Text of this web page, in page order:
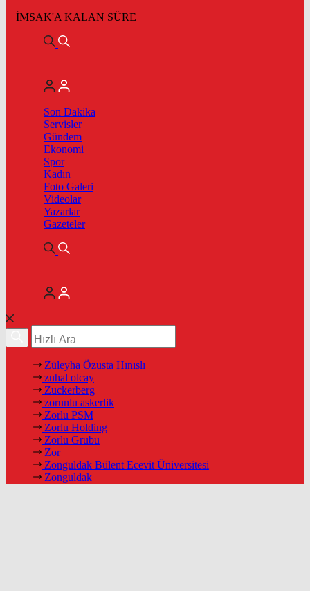
İMSAK'A KALAN SÜRE
Son Dakika
Servisler
Gündem
Ekonomi
Spor
Kadın
Foto Galeri
Videolar
Yazarlar
Gazeteler
Züleyha Özusta Hınıslı
zuhal olcay
Zuckerberg
zorunlu askerlik
Zorlu PSM
Zorlu Holding
Zorlu Grubu
Zor
Zonguldak Bülent Ecevit Üniversitesi
Zonguldak